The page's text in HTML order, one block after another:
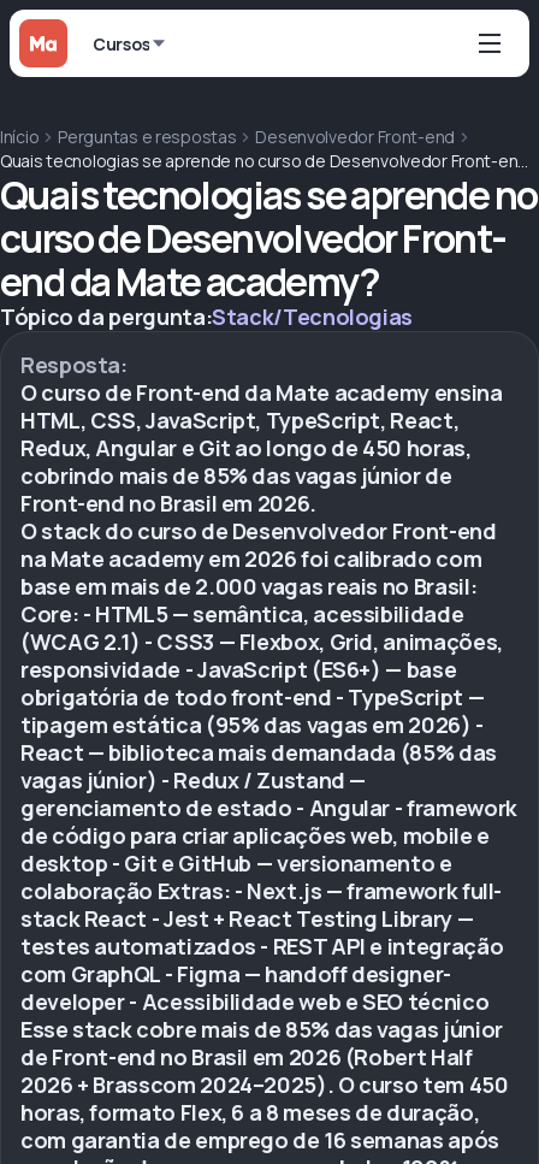
Cursos
Início Perguntas e respostas
Desenvolvedor Front-end
Quais tecnologias se aprende no curso de Desenvolvedor Front-end da Mate academy?
Quais tecnologias se aprende no
curso de Desenvolvedor Front-
end da Mate academy?
Tópico da pergunta:Stack/Tecnologias
Resposta:
O curso de Front-end da Mate academy ensina
HTML, CSS, JavaScript, TypeScript, React,
Redux, Angular e Git ao longo de 450 horas,
cobrindo mais de 85% das vagas júnior de
Front-end no Brasil em 2026.
O stack do curso de Desenvolvedor Front-end
na Mate academy em 2026 foi calibrado com
base em mais de 2.000 vagas reais no Brasil:
Core: - HTML5 — semântica, acessibilidade
(WCAG 2.1) - CSS3 — Flexbox, Grid, animações,
responsividade - JavaScript (ES6+) — base
obrigatória de todo front-end - TypeScript —
tipagem estática (95% das vagas em 2026) -
React — biblioteca mais demandada (85% das
vagas júnior) - Redux / Zustand —
gerenciamento de estado - Angular - framework
de código para criar aplicações web, mobile e
desktop - Git e GitHub — versionamento e
colaboração Extras: - Next.js — framework full-
stack React - Jest + React Testing Library —
testes automatizados - REST API e integração
com GraphQL - Figma — handoff designer-
developer - Acessibilidade web e SEO técnico
Esse stack cobre mais de 85% das vagas júnior
de Front-end no Brasil em 2026 (Robert Half
2026 + Brasscom 2024–2025). O curso tem 450
horas, formato Flex, 6 a 8 meses de duração,
com garantia de emprego de 16 semanas após